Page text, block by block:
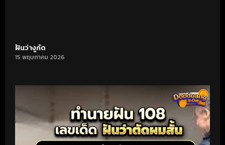
ฝันว่างูกัด
15 พฤษภาคม 2026